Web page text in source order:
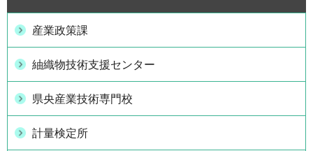
産業政策課
紬織物技術支援センター
県央産業技術専門校
計量検定所